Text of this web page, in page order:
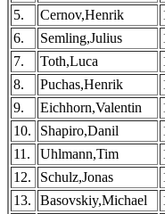
5.
Cernov,Henrik
6.
Semling,Julius
7.
Toth,Luca
8.
Puchas,Henrik
9.
Eichhorn,Valentin
10.
Shapiro,Danil
11.
Uhlmann,Tim
12.
Schulz,Jonas
13.
Basovskiy,Michael